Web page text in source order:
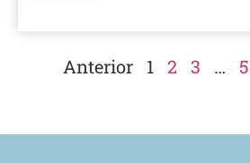
Anterior 1 2 3 … 5